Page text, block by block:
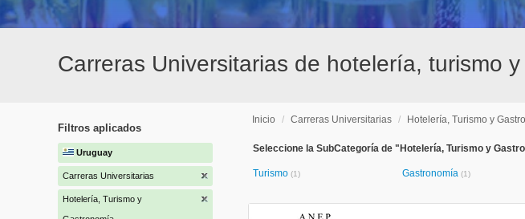
Carreras Universitarias de hotelería, turismo
Filtros aplicados
Uruguay
Carreras Universitarias
Hotelería, Turismo y
Inicio / Carreras Universitarias / Hotelería, Turismo y
Seleccione la SubCategoría de "Hotelería, Turismo y
Turismo (1) Gastronomía (1)